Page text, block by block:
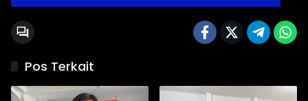
Pos Terkait